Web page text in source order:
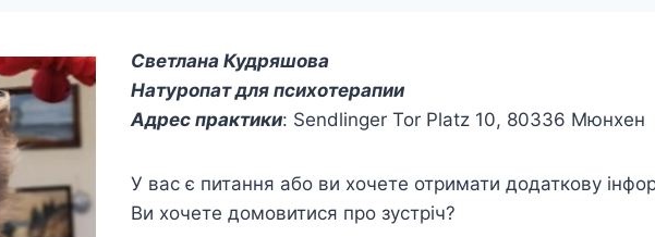
Светлана Кудряшова
Натуропат для психотерапии
Адрес практики: Sendlinger Tor Platz 10, 80336 Мюнхен
У вас є питання або ви хочете отримати додаткову
Ви хочете домовитися про зустріч?